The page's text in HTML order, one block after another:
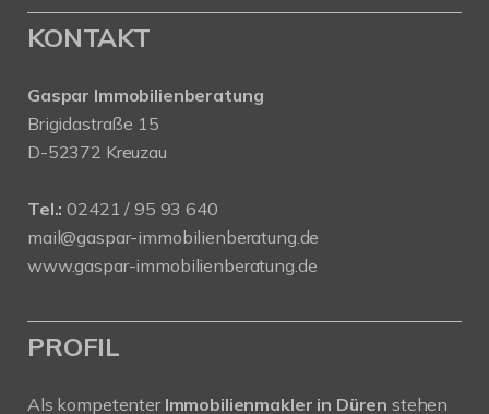
KONTAKT
Gaspar Immobilienberatung
Brigidastraße 15
D-52372 Kreuzau
Tel.: 02421 / 95 93 640
mail@gaspar-immobilienberatung.de
www.gaspar-immobilienberatung.de
PROFIL
Als kompetenter Immobilienmakler in Düren stehen